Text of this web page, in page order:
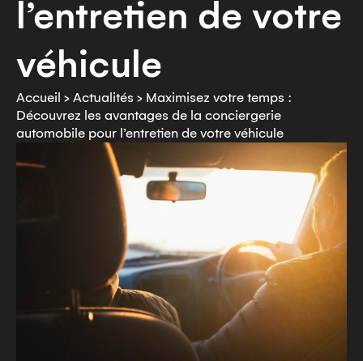
l’entretien de votre
véhicule
Accueil > Actualités > Maximisez votre temps :
Découvrez les avantages de la conciergerie
automobile pour l’entretien de votre véhicule